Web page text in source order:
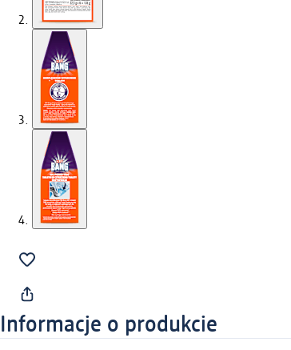
Informacje o produkcie